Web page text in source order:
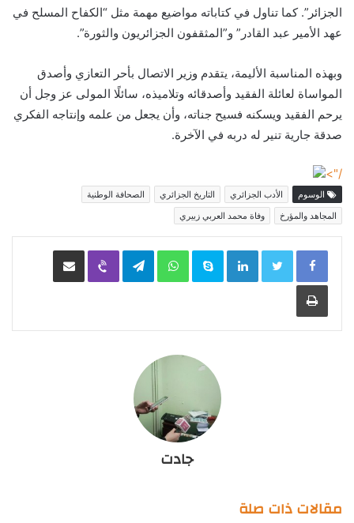
الجزائر”. كما تناول في كتاباته مواضيع مهمة مثل “الكفاح المسلح في
عهد الأمير عبد القادر” و”المثقفون الجزائريون والثورة”.
وبهذه المناسبة الأليمة، يتقدم وزير الاتصال بأحر التعازي وأصدق
المواساة لعائلة الفقيد وأصدقائه وتلاميذه، سائلًا المولى عز وجل أن
يرحم الفقيد ويسكنه فسيح جناته، وأن يجعل من علمه وإنتاجه الفكري
صدقة جارية تنير له دربه في الآخرة.
/">
الوسوم الأدب الجزائري التاريخ الجزائري
الصحافة الوطنية
المجاهد والمؤرخ
وفاة محمد العربي زبيري
LinkedIn
Skype
WhatsApp
Telegram
Viber مشاركة عبر البريد
طباعة
جادت
مقالات ذات صلة